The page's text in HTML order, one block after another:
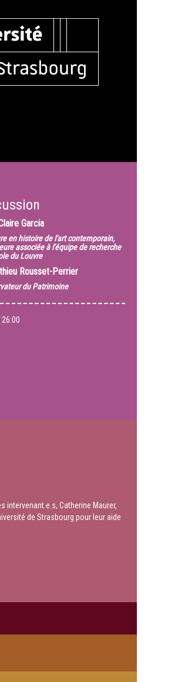
Garcia
en histoire de l'art contemporain,
associée à l'équipe de recherche
du Louvre
Rousset-Perrier
du Patrimoine
26:00
Catherine Maurer,
de Strasbourg pour leur aide